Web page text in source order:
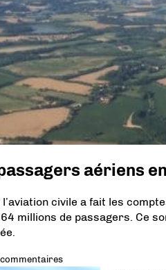
aériens
civile a fait les
millions de passagers. Ce